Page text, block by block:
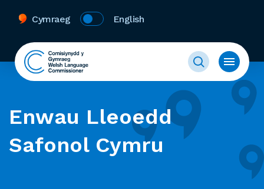
Cymraeg English
Enwau Lleoedd
Safonol Cymru